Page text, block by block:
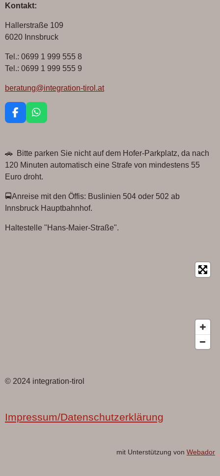
l
n
l
n
n
Kontakt:
Hallerstraße 109
6020 Innsbruck
Tel.: 0699 1 999 555 8
Tel.: 0699 1 999 555 9
beratung@integration-tirol.at
F
a
b
o
k
W
h
s
A
p
p
🚗 Bitte parken Sie nicht auf dem Hofer-Parkplatz, da nach
120 Minuten automatisch eine Strafe von mindestens 55
Euro droht.
🚍Anreise mit den Öffis: Buslinien 504 oder 502 ab
Innsbruck Hauptbahnhof.
Haltestelle "Hans-Maier-Straße".
© 2024 integration-tirol
Impressum/Datenschutzerklärung
mit Unterstützung von Webador